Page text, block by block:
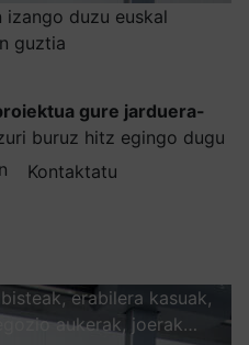
izango duzu euskal
guztia
gure jarduera-
buruz hitz egingo dugu
Kontaktatu
erabilera kasuak,
aukerak, joerak…